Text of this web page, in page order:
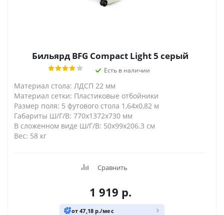
Бильярд BFG Compact Light 5 серый
Есть в наличии
Материал стола: ЛДСП 22 мм
Материал сетки: Пластиковые отбойники
Размер поля: 5 футового стола 1,64х0,82 м
Габариты Ш/Г/В: 770х1372х730 мм
В сложенном виде Ш/Г/В: 50х99х206.3 см
Вес: 58 кг
Сравнить
1 919 р.
от 47,18 р./мес